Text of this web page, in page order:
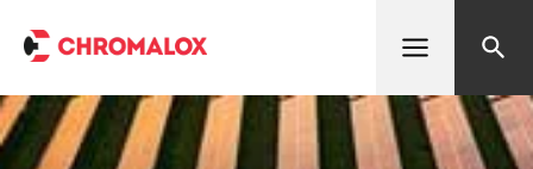
Abrir menúBuscar